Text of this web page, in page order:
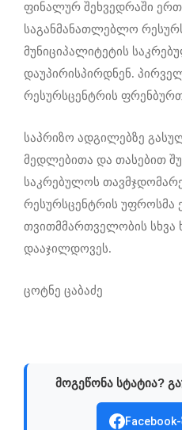
ფინალურ შეხვედრაში
საგანმანათლებლო
მუნიციპალიტეტის
დაუპირისპირდნენ.
რესურსცენტრის
საპრიზო ადგილებზე
მედლებითა და თასებით
საკრებულოს
რესურსცენტრის უფროსმა
თვითმმართველობის სხვა
დააჯილდოვეს.
ცოტნე ცაბაძე
მოგეწონა სტატია?
Facebook-